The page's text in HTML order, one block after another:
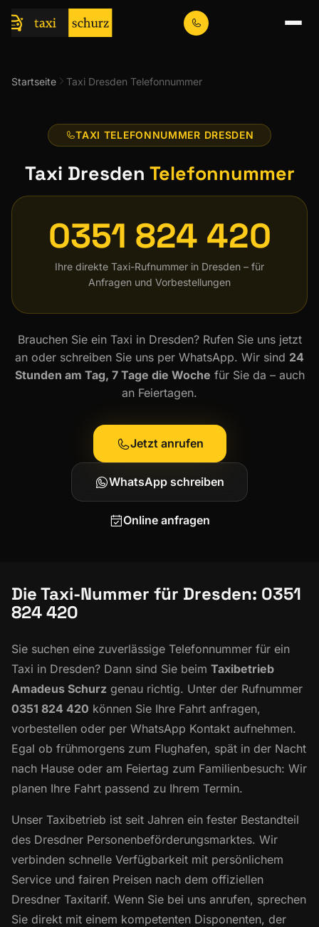
Startseite Taxi Dresden Telefonnummer
TAXI TELEFONNUMMER DRESDEN
Taxi Dresden Telefonnummer
0351 824 420
Ihre direkte Taxi-Rufnummer in Dresden – für
Anfragen und Vorbestellungen
Brauchen Sie ein Taxi in Dresden? Rufen Sie uns jetzt
an oder schreiben Sie uns per WhatsApp. Wir sind 24
Stunden am Tag, 7 Tage die Woche für Sie da – auch
an Feiertagen.
Jetzt anrufen
WhatsApp schreiben
Online anfragen
Die Taxi-Nummer für Dresden: 0351
824 420
Sie suchen eine zuverlässige Telefonnummer für ein
Taxi in Dresden? Dann sind Sie beim Taxibetrieb
Amadeus Schurz genau richtig. Unter der Rufnummer
0351 824 420 können Sie Ihre Fahrt anfragen,
vorbestellen oder per WhatsApp Kontakt aufnehmen.
Egal ob frühmorgens zum Flughafen, spät in der Nacht
nach Hause oder am Feiertag zum Familienbesuch: Wir
planen Ihre Fahrt passend zu Ihrem Termin.
Unser Taxibetrieb ist seit Jahren ein fester Bestandteil
des Dresdner Personenbeförderungsmarktes. Wir
verbinden schnelle Verfügbarkeit mit persönlichem
Service und fairen Preisen nach dem offiziellen
Dresdner Taxitarif. Wenn Sie bei uns anrufen, sprechen
Sie direkt mit einem kompetenten Disponenten, der